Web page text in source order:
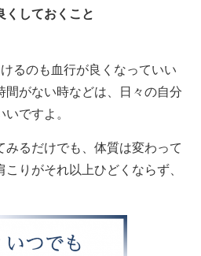
くしておくこと
るのも血行が良くなっていい
間がない時などは、日々の自分
ですよ。
みるだけでも、体質は変わって
りがそれ以上ひどくならず、